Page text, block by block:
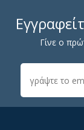
Γίνε ο